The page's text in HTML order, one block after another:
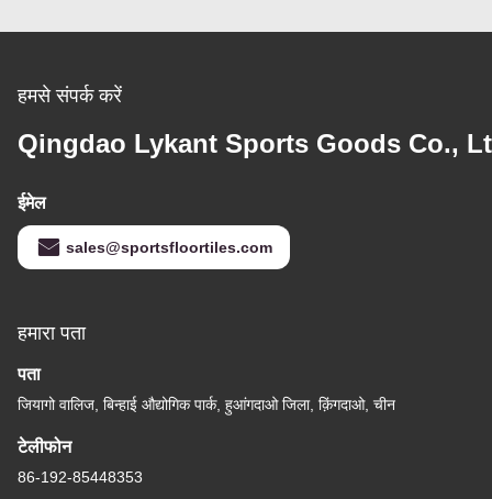
हमसे संपर्क करें
Qingdao Lykant Sports Goods Co.,
ईमेल
sales@sportsfloortiles.com
हमारा पता
पता
जियागो वालिज, बिन्हाई औद्योगिक पार्क, हुआंगदाओ जिला, क़िंगदाओ, चीन
टेलीफोन
86-192-85448353